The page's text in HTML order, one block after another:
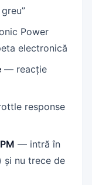
Power
electronică
— reacție
response
— intră în
și nu trece de